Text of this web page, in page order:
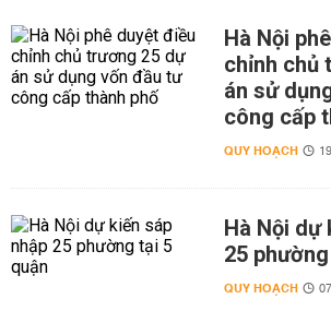
Hà Nội
chỉnh chủ
án sử
công cấp
QUY HOẠCH
Hà Nội dự
25
QUY HOẠCH